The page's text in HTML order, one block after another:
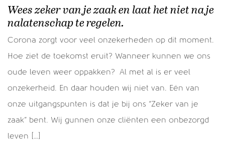
Wees zeker van je zaak en laat het niet na je
nalatenschap te regelen.
Corona zorgt voor veel onzekerheden op dit moment.
Hoe ziet de toekomst eruit? Wanneer kunnen we ons
oude leven weer oppakken? Al met al is er veel
onzekerheid. En daar houden wij niet van. Eén van
onze uitgangspunten is dat je bij ons “Zeker van je
zaak” bent. Wij gunnen onze cliënten een onbezorgd
leven […]